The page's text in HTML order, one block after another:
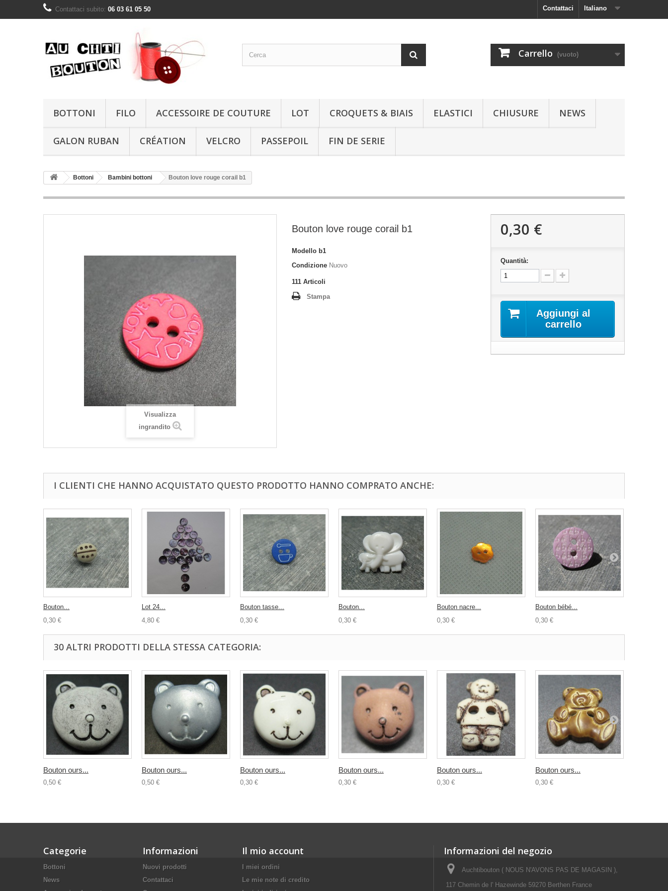
Italiano
Contattaci
Contattaci subito: 06 03 61 05 50
Carrello (vuoto)
BOTTONI FILO ACCESSOIRE DE COUTURE LOT CROQUETS & BIAIS ELASTICI CHIUSURE NEWS
GALON RUBAN CRÉATION VELCRO PASSEPOIL FIN DE SERIE
Bottoni Bambini bottoni Bouton love rouge corail b1
Visualizza
ingrandito
Bouton love rouge corail b1
Modello b1
Condizione Nuovo
111 Articoli
Stampa
0,30 €
Quantità:
Aggiungi al
carrello
I CLIENTI CHE HANNO ACQUISTATO QUESTO PRODOTTO HANNO COMPRATO ANCHE:
Bouton...
0,30 €
Lot 24...
4,80 €
Bouton tasse...
0,30 €
Bouton...
0,30 €
Bouton nacre...
0,30 €
Bouton bébé...
0,30 €
30 ALTRI PRODOTTI DELLA STESSA CATEGORIA:
Bouton ours...
0,50 €
Bouton ours...
0,50 €
Bouton ours...
0,30 €
Bouton ours...
0,30 €
Bouton ours...
0,30 €
Bouton ours...
0,30 €
Categorie
Bottoni
News
Informazioni
Nuovi prodotti
Contattaci
Il mio account
I miei ordini
Le mie note di credito
Informazioni del negozio
Auchtibouton ( NOUS N'AVONS PAS DE MAGASIN ),
117 Chemin de l' Hazewinde 59270 Berthen France